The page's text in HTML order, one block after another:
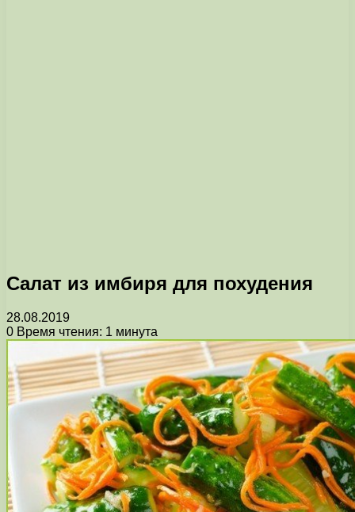
Салат из имбиря для похудения
28.08.2019
0 Время чтения: 1 минута